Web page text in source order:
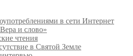
в сети Интернет
и слово»
чтения
в Святой Земле